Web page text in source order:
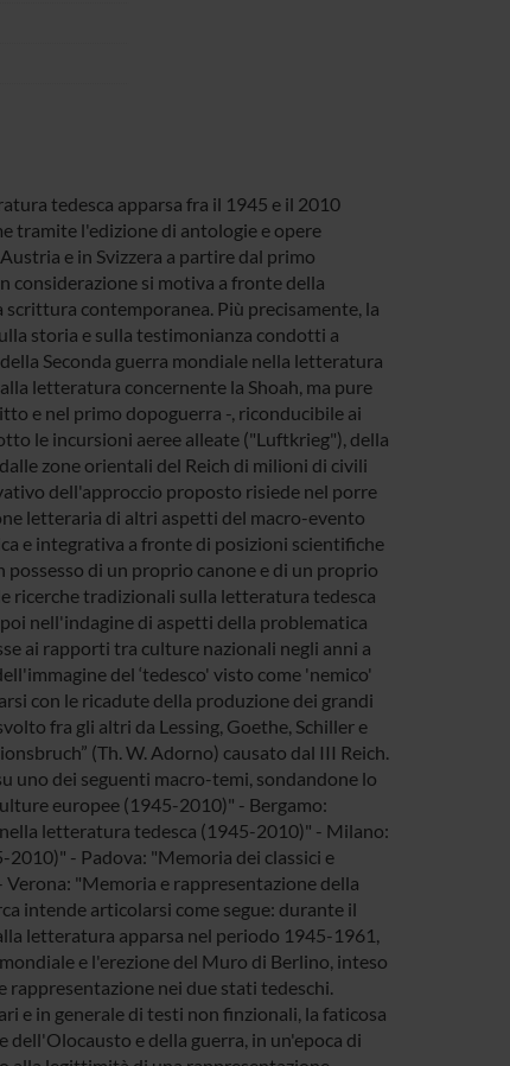
tedesca apparsa fra il 1945 e il 2010
tramite l'edizione di antologie e opere
e in Svizzera a partire dal primo
considerazione si motiva a fronte della
contemporanea. Più precisamente, la
storia e sulla testimonianza condotti a
Seconda guerra mondiale nella letteratura
letteratura concernente la Shoah, ma pure
e nel primo dopoguerra -, riconducibile ai
le incursioni aeree alleate ("Luftkrieg"), della
zone orientali del Reich di milioni di civili
dell'approccio proposto risiede nel porre
letteraria di altri aspetti del macro-evento
e integrativa a fronte di posizioni scientifiche
di un proprio canone e di un proprio
ricerche tradizionali sulla letteratura tedesca
nell'indagine di aspetti della problematica
ai rapporti tra culture nazionali negli anni a
del ‘tedesco' visto come 'nemico'
con le ricadute della produzione dei grandi
fra gli altri da Lessing, Goethe, Schiller e
(Th. W. Adorno) causato dal III Reich.
uno dei seguenti macro-temi, sondandone lo
europee (1945-2010)" - Bergamo:
letteratura tedesca (1945-2010)" - Milano:
- Padova: "Memoria dei classici e
"Memoria e rappresentazione della
intende articolarsi come segue: durante il
letteratura apparsa nel periodo 1945-1961,
e l'erezione del Muro di Berlino, inteso
nei due stati tedeschi.
e in generale di testi non finzionali, la faticosa
e della guerra, in un'epoca di